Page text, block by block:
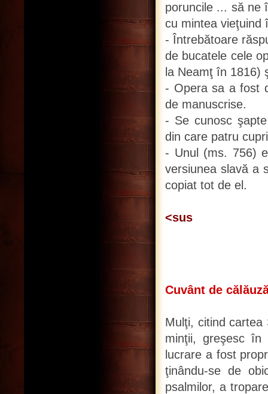
poruncile ... să ne
cu mintea vieţuind
- Întrebătoare
de bucatele cele
la Neamţ în 1816)
- Opera sa a fost
de manuscrise.
- Se cunosc
din care patru
- Unul (ms. 756)
versiunea slavă a
copiat tot de el.
<sus
Cuvânt de
Mulţi, citind cartea
minţii, greşesc în
lucrare a fost
ţinându-se de
psalmilor, a